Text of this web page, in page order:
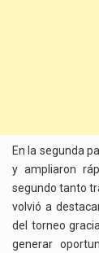
En la segunda
y ampliaron
segundo tanto
volvió a
del torneo
generar